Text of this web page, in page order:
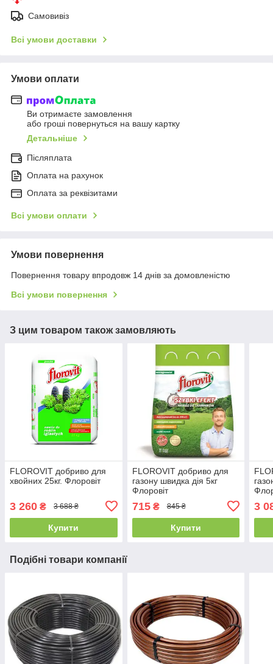
Самовивіз
Всі умови доставки
Умови оплати
Ви отримаєте замовлення
або гроші повернуться на вашу картку
Детальніше
Післяплата
Оплата на рахунок
Оплата за реквізитами
Всі умови оплати
Умови повернення
Повернення товару впродовж 14 днів за домовленістю
Всі умови повернення
З цим товаром також замовляють
FLOROVIT добриво для
хвойних 25кг. Флоровіт
3 260 ₴ 3 688 ₴
Купити
FLOROVIT добриво для
газону швидка дія 5кг
Флоровіт
715₴ 845 ₴
Купити
3
Подібні товари компанії